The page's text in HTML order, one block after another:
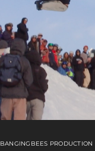
BANGINGBEES PRODUCTION